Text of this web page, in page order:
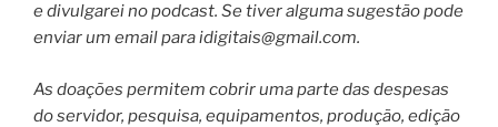
e divulgarei no podcast. Se tiver alguma sugestão pode
enviar um email paraidigitais@gmail.com.
As doações permitem cobrir uma parte das despesas
do servidor, pesquisa, equipamentos, produção, edição